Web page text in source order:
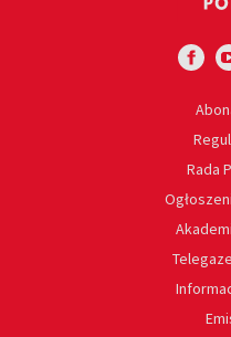
Rada